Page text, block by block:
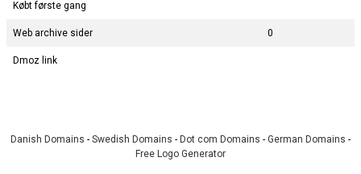
Købt første gang
Web archive sider 0
Dmoz link
Danish Domains - Swedish Domains - Dot com Domains - German Domains -
Free Logo Generator